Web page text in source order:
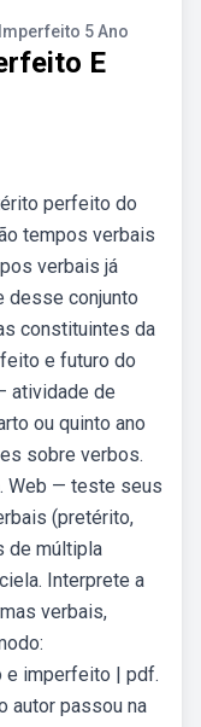
5 Ano
E
perfeito do
tempos verbais
verbais já
desse conjunto
constituintes da
e futuro do
atividade de
ou quinto ano
sobre verbos.
Web — teste seus
(pretérito,
de múltipla
Interprete a
verbais,
e imperfeito | pdf.
autor passou na